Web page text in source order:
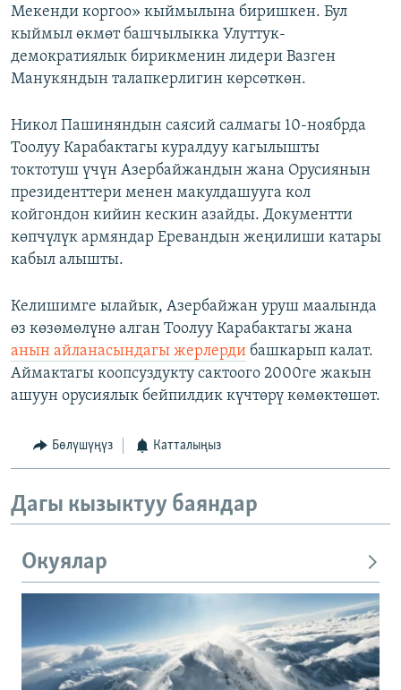
Мекенди коргоо» кыймылына биришкен. Бул
кыймыл өкмөт башчылыкка Улуттук-
демократиялык бирикменин лидери Вазген
Манукяндын талапкерлигин көрсөткөн.
Никол Пашиняндын саясий салмагы 10-ноябрда
Тоолуу Карабактагы куралдуу кагылышты
токтотуш үчүн Азербайжандын жана Орусиянын
президенттери менен макулдашууга кол
койгондон кийин кескин азайды. Документти
көпчүлүк армяндар Еревандын жеңилиши катары
кабыл алышты.
Келишимге ылайык, Азербайжан уруш маалында
өз көзөмөлүнө алган Тоолуу Карабактагы жана
анын айланасындагы жерлерди башкарып калат.
Аймактагы коопсуздукту сактоого 2000ге жакын
ашуун орусиялык бейпилдик күчтөрү көмөктөшөт.
Бөлүшүңүз Катталыңыз
Дагы кызыктуу баяндар
Окуялар